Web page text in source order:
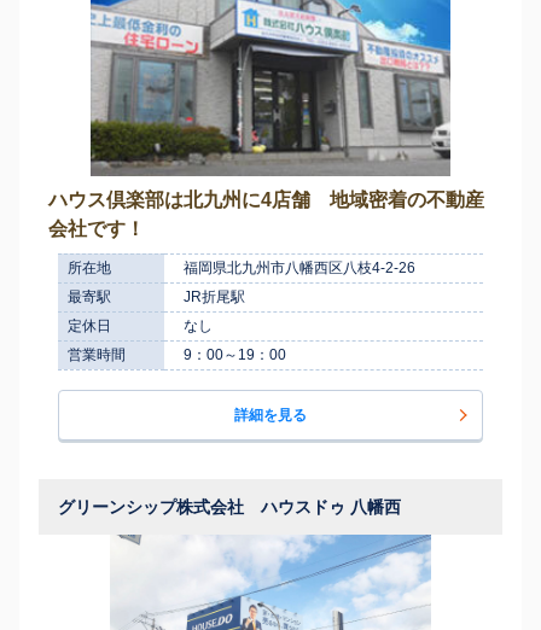
ハウス倶楽部は北九州に4店舗 地域密着の不動産
会社です！
所在地
福岡県北九州市八幡西区八枝4-2-26
最寄駅
JR折尾駅
定休日
なし
営業時間
9：00～19：00
詳細を見る
グリーンシップ株式会社 ハウスドゥ 八幡西